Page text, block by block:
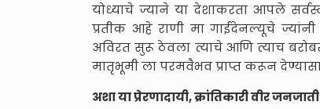
योध्याचे ज्याने या देशाकरता आपले
प्रतीक आहे राणी मा गाईदेनल्यूचे ज्यांनी
अविरत सुरू ठेवला त्याचे आणि त्याच
मातृभूमी ला परमवैभव प्राप्त करून
अशा या प्रेरणादायी, क्रांतिकारी वीर